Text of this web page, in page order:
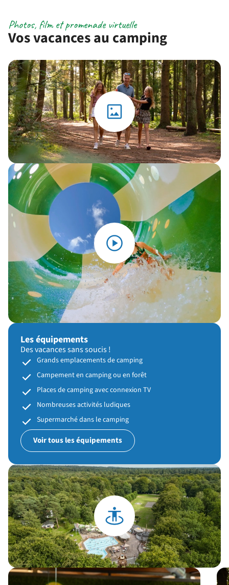
Vos vacances au camping
Photos, film et promenade virtuelle
Les équipements
Des vacances sans soucis !
Grands emplacements de camping
Campement en camping ou en forêt
Places de camping avec connexion TV
Nombreuses activités ludiques
Supermarché dans le camping
Voir tous les équipements